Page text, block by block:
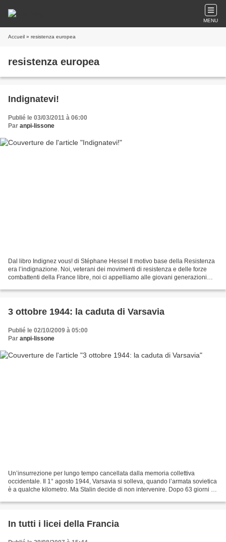
MENU
Accueil » resistenza europea
resistenza europea
Indignatevi!
Publié le 03/03/2011 à 06:00
Par anpi-lissone
Dal libro Indignez vous! di Stéphane Hessel Il motivo base della Resistenza
era l’indignazione. Noi, veterani dei movimenti di resistenza e delle forze
combattenti della France libre, noi ci appelliamo alle giovani generazioni
3 ottobre 1944: la caduta di Varsavia
Publié le 02/10/2009 à 05:00
Par anpi-lissone
Un’insurrezione per lungo tempo cancellata dalla memoria collettiva
occidentale. Il 1° agosto 1944, Varsavia si solleva, quando l’armata sovietica
è a qualche kilometro. Ma Stalin decide di non intervenire. Dopo 63 giorni di
In tutti i licei della Francia